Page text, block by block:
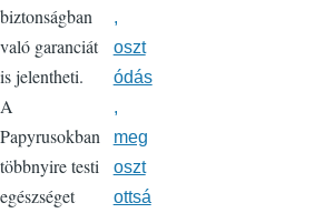
biztonságban
való garanciát
is jelentheti.
A
Papyrusokban
többnyire testi
egészséget
,
oszt
ódás
,
meg
oszt
ottsá